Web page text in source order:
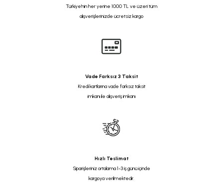
Türkiye'nin her yerine 1000 TL ve üzeri tüm
alışverişlerinizde ücretsiz kargo
Vade Farksız 3 Taksit
Kredi kartlarına vade farksız taksit
imkanı ile alışveriş imkanı
Hızlı Teslimat
Siparişleriniz ortalama 1-3 iş günü içinde
kargoya verilmektedir.